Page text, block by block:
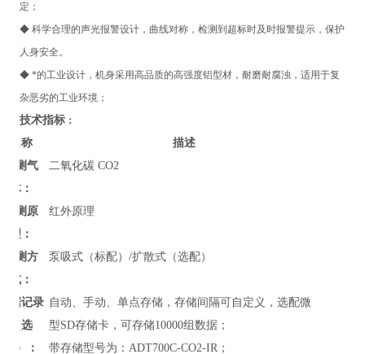
定；
◆ 科学合理的声光报警设计，曲线对称，检测到超标时及时报警提示，保护
人身安全。
◆ *的工业设计，机身采用高品质的高强度铝型材，耐磨耐腐浊，适用于复
杂恶劣的工业环境；
技术指标：
名称
描述
检测气
体：
二氧化碳 CO2
检测原
理：
红外原理
检测方
式：
泵吸式（标配）/扩散式（选配）
据记录
（选
配）：
自动、手动、单点存储，存储间隔可自定义，选配微
型SD存储卡，可存储10000组数据；
带存储型号为：ADT700C-CO2-IR；